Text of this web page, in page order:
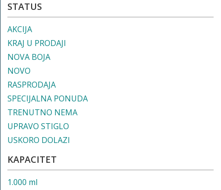
STATUS
AKCIJA
KRAJ U PRODAJI
NOVA BOJA
NOVO
RASPRODAJA
SPECIJALNA PONUDA
TRENUTNO NEMA
UPRAVO STIGLO
USKORO DOLAZI
KAPACITET
1.000 ml